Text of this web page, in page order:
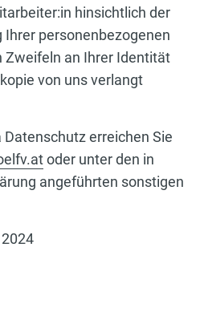
hinsichtlich der
personenbezogenen
Zweifeln an Ihrer Identität
von uns verlangt
erreichen Sie
oder unter den in
angeführten sonstigen